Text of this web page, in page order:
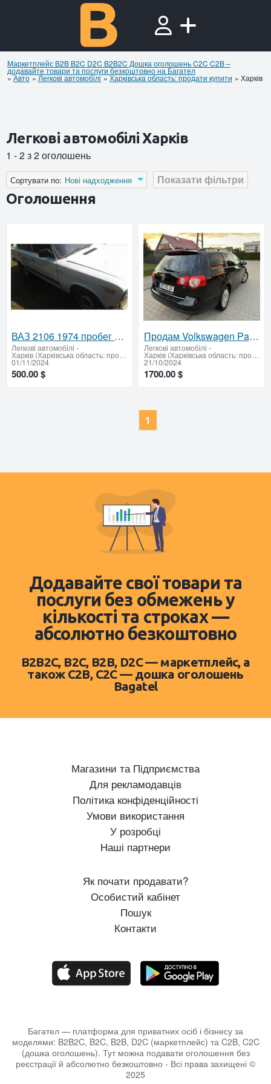
Маркетплейс B2B B2C D2C B2B2C Дошка оголошень C2C C2B –
додавайте товари та послуги безкоштовно на Багател
»Авто »Легковi автомобiлi »Харківська область: продати купити » Харків
Легковi автомобiлi Харків
1 - 2 з 2 оголошень
Показати фільтри
Сортувати по: Нові надходження
Оголошення
ВАЗ 2106 1974 пробег 100 000
Легковi автомобiлi -
Харків (Харківська область: продати купити)
01/11/2024
500.00 $
Продам Volkswagen Passat B6
Легковi автомобiлi -
Харків (Харківська область: продати купити)
21/10/2024
1700.00 $
1
Додавайте свої товари та
послуги без обмежень у
кількості та строках —
абсолютно безкоштовно
B2B2C, B2C, B2B, D2C — маркетплейс, а
також C2B, C2C — дошка оголошень
Bagatel
Магазини та Підприємства
Для рекламодавців
Політика конфіденційності
Умови використання
У розробці
Наші партнери
Як почати продавати?
Особистий кабінет
Пошук
Контакти
Багател — платформа для приватних осіб і бізнесу за
моделями: B2B2C, B2C, B2B, D2C (маркетплейс) та C2B, C2C
(дошка оголошень). Тут можна подавати оголошення без
реєстрації й абсолютно безкоштовно - Всі права захищені ©
2025